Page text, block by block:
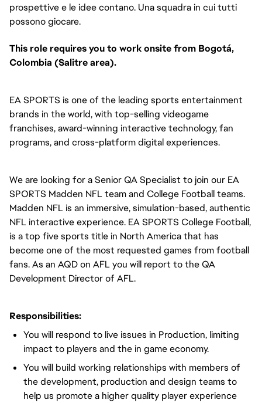
prospettive e le idee contano. Una squadra in cui tutti
possono giocare.
This role requires you to work onsite from Bogotá,
Colombia (Salitre area).
EA SPORTS is one of the leading sports entertainment
brands in the world, with top-selling videogame
franchises, award-winning interactive technology, fan
programs, and cross-platform digital experiences.
We are looking for a Senior QA Specialist to join our EA
SPORTS Madden NFL team and College Football teams.
Madden NFL is an immersive, simulation-based, authentic
NFL interactive experience. EA SPORTS College Football,
is a top five sports title in North America that has
become one of the most requested games from football
fans. As an AQD on AFL you will report to the QA
Development Director of AFL.
Responsibilities:
You will respond to live issues in Production, limiting
impact to players and the in game economy.
You will build working relationships with members of
the development, production and design teams to
help us promote a higher quality player experience